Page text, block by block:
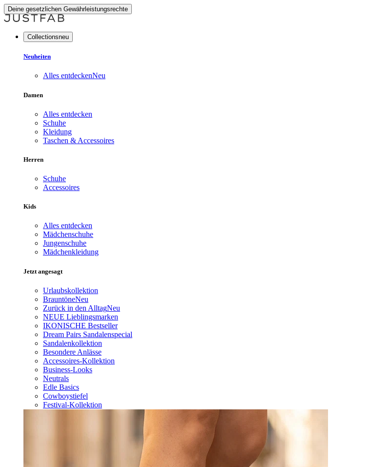
Deine gesetzlichen Gewährleistungsrechte
Collectionsneu
Neuheiten
Alles entdeckenNeu
Damen
Alles entdecken
Schuhe
Kleidung
Taschen & Accessoires
Herren
Schuhe
Accessoires
Kids
Alles entdecken
Mädchenschuhe
Jungenschuhe
Mädchenkleidung
Jetzt angesagt
Urlaubskollektion
BrauntöneNeu
Zurück in den AlltagNeu
NEUE Lieblingsmarken
IKONISCHE Bestseller
Dream Pairs Sandalenspecial
Sandalenkollektion
Besondere Anlässe
Accessoires-Kollektion
Business-Looks
Neutrals
Edle Basics
Cowboystiefel
Festival-Kollektion